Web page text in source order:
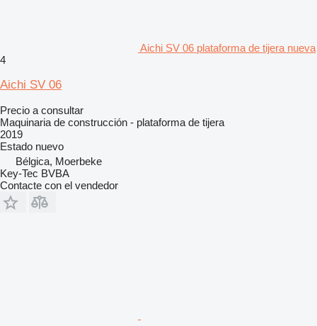
Aichi SV 06 plataforma de tijera nueva
4
Aichi SV 06
Precio a consultar
Maquinaria de construcción - plataforma de tijera
2019
Estado nuevo
Bélgica, Moerbeke
Key-Tec BVBA
Contacte con el vendedor